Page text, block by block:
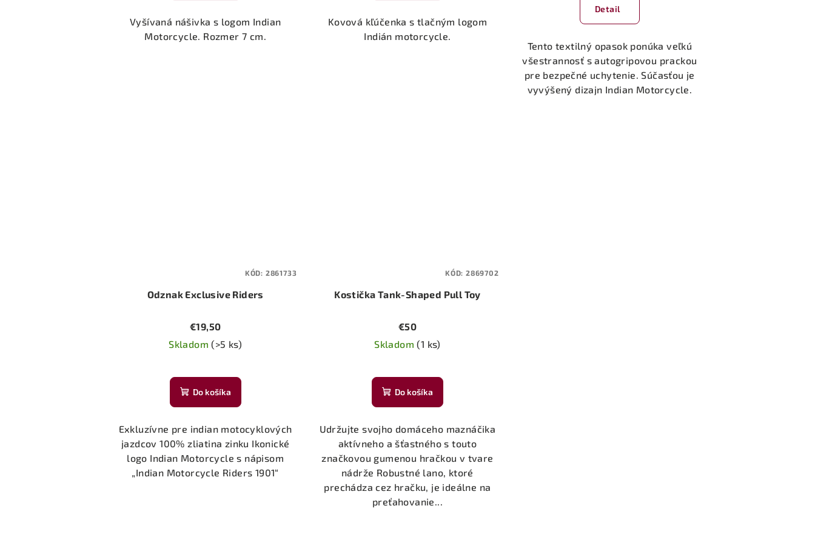
Vyšívaná nášivka s logom Indian
Motorcycle. Rozmer 7 cm.
Kovová kľúčenka s tlačným logom
Indián motorcycle.
Detail
Tento textilný opasok ponúka veľkú
všestrannosť s autogripovou prackou
pre bezpečné uchytenie. Súčasťou je
vyvýšený dizajn Indian Motorcycle.
Odznak Exclusive Riders
€19,50
Skladom(>5 ks)
Do košíka
Exkluzívne pre indian motocyklových
jazdcov 100% zliatina zinku Ikonické
logo Indian Motorcycle s nápisom
„Indian Motorcycle Riders 1901“
KÓD: 2861733
Kostička Tank-Shaped Pull Toy
€50
Skladom(1 ks)
Do košíka
Udržujte svojho domáceho maznáčika
aktívneho a šťastného s touto
značkovou gumenou hračkou v tvare
nádrže Robustné lano, ktoré
prechádza cez hračku, je ideálne na
preťahovanie...
KÓD:2869702